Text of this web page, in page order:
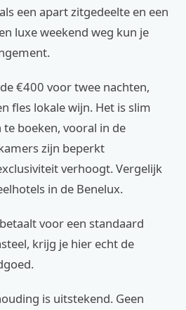
een apart zitgedeelte en een
luxe weekend weg kun je
€400 voor twee nachten,
fles lokale wijn. Het is slim
boeken, vooral in de
zijn beperkt
verhoogt. Vergelijk
in de Benelux.
voor een standaard
krijg je hier echt de
is uitstekend. Geen